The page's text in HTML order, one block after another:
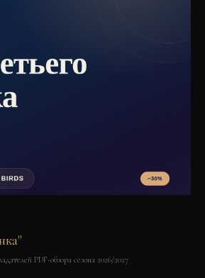
PDF-обзора сезона 2026/2027